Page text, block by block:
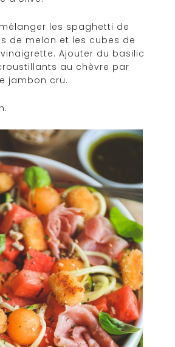
les spaghetti de
de melon et les cubes de
Ajouter du basilic
au chèvre par
jambon cru.